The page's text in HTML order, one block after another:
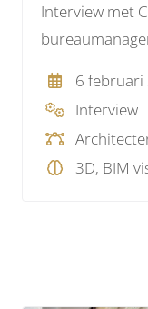
Interview met
6 februari
Interview
3D, BIM